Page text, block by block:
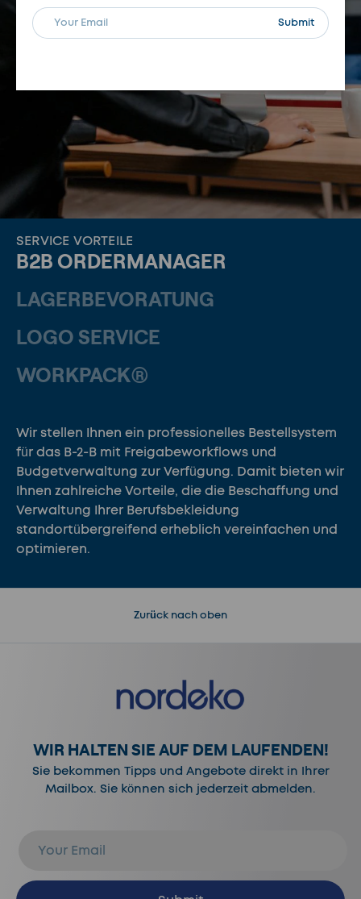
SERVICE VORTEILE
B2B ORDERMANAGER
LAGERBEVORATUNG
LOGO SERVICE
WORKPACK®
Wir stellen Ihnen ein professionelles Bestellsystem
für das B-2-B mit Freigabeworkflows und
Budgetverwaltung zur Verfügung. Damit bieten wir
Ihnen zahlreiche Vorteile, die die Beschaffung und
Verwaltung Ihrer Berufsbekleidung
standortübergreifend erheblich vereinfachen und
optimieren.
E-Mail
Abonnieren
Submit
Zurück nach oben
WIR HALTEN SIE AUF DEM LAUFENDEN!
Sie bekommen Tipps und Angebote direkt in Ihrer
Mailbox. Sie können sich jederzeit abmelden.